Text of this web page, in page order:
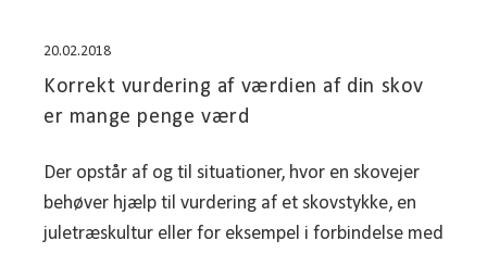
20.02.2018
Korrekt vurdering af værdien af din skov
er mange penge værd
Der opstår af og til situationer, hvor en skovejer
behøver hjælp til vurdering af et skovstykke, en
juletræskultur eller for eksempel i forbindelse med